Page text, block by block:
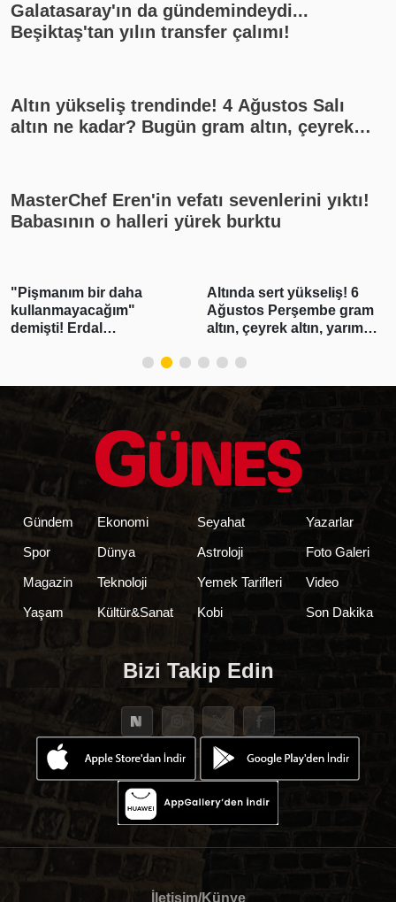
Galatasaray'ın da gündemindeydi...
Beşiktaş'tan yılın transfer çalımı!
Altın yükseliş trendinde! 4 Ağustos Salı
altın ne kadar? Bugün gram altın, çeyrek
rakamları, canlı takip
MasterChef Eren'in vefatı sevenlerini yıktı!
Babasının o halleri yürek burktu
Altında sert yükseliş! 6
Ağustos Perşembe gram
altın, çeyrek altın, yarım
Emekli maaş farkları ne
zaman hesaplara
yatırılacak? Emeklilerin
Tarih belli oldu
Gündem
Spor
Magazin
Yaşam
Ekonomi
Dünya
Teknoloji
Kültür&Sanat
Seyahat
Astroloji
Yemek Tarifleri
Kobi
Yazarlar
Foto Galeri
Video
Son Dakika
Bizi Takip Edin
İletişim/Künye